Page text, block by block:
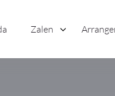
Zalen